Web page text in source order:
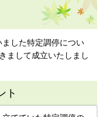
した特定調停につい
まして成立いたしまし
ト